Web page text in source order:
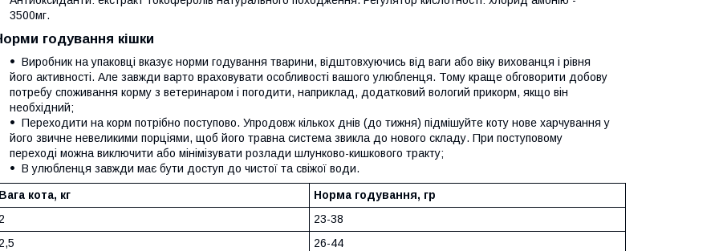
3500мг.
годування кішки
Виробник на упаковці вказує норми годування тварини, відштовхуючись від ваги або віку вихованця і рівня
його активності. Але завжди варто враховувати особливості вашого улюбленця. Тому краще обговорити добову
потребу споживання корму з ветеринаром і погодити, наприклад, додатковий вологий прикорм, якщо він
необхідний;
Переходити на корм потрібно поступово. Упродовж кількох днів (до тижня) підмішуйте коту нове харчування у
його звичне невеликими порціями, щоб його травна система звикла до нового складу. При поступовому
переході можна виключити або мінімізувати розлади шлунково-кишкового тракту;
В улюбленця завжди має бути доступ до чистої та свіжої води.
кота, кг
Норма годування, гр
23-38
26-44